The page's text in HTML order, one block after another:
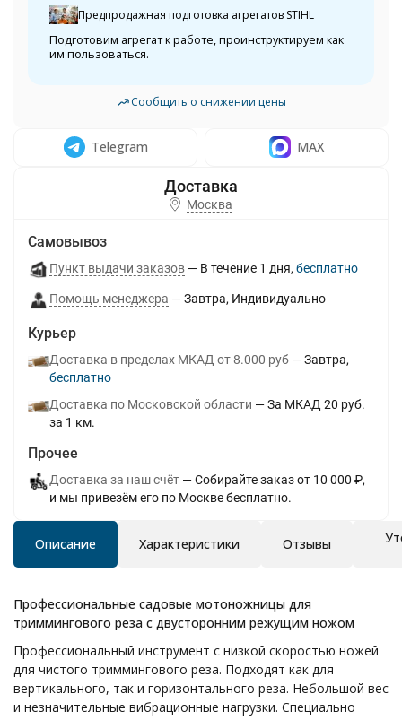
Предпродажная подготовка агрегатов STIHL
Подготовим агрегат к работе, проинструктируем как
им пользоваться.
Сообщить о снижении цены
Telegram MAX
Москва
Самовывоз
Пункт выдачи заказов В течение 1 дня Бесплатно
Помощь менеджера Завтра Индивидуально
Курьер
Доставка в пределах МКАД от 8.000 руб
Завтра
Бесплатно
Доставка по Московской области
За МКАД 20 руб.
за 1 км.
Прочее
Доставка за наш счёт
Собирайте заказ от 10 000 ₽,
и мы привезём его по Москве бесплатно.
Описание Характеристики Отзывы
Профессиональные садовые мотоножницы для
триммингового реза с двусторонним режущим ножом
Профессиональный инструмент с низкой скоростью ножей
для чистого триммингового реза. Подходят как для
вертикального, так и горизонтального реза. Небольшой вес
и незначительные вибрационные нагрузки. Специально